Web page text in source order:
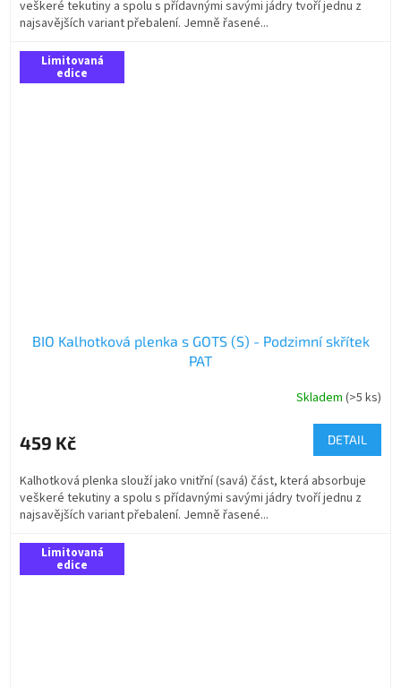
veškeré tekutiny a spolu s přídavnými savými jádry tvoří jednu z
najsavějších variant přebalení. Jemně řasené...
Limitovaná
edice
BIO Kalhotková plenka s GOTS (S) - Podzimní skřítek
PAT
Skladem (>5 ks)
459 Kč DETAIL
Kalhotková plenka slouží jako vnitřní (savá) část, která absorbuje
veškeré tekutiny a spolu s přídavnými savými jádry tvoří jednu z
najsavějších variant přebalení. Jemně řasené...
Limitovaná
edice